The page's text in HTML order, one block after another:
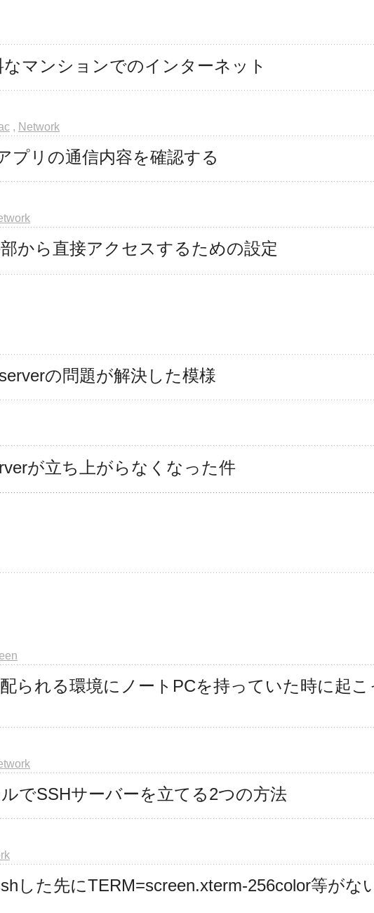
マンションでのインターネット
, Network
プリの通信内容を確認する
から直接アクセスするための設定
の問題が解決した模様
が立ち上がらなくなった件
られる環境にノートPCを持っていた時に起こ
でSSHサーバーを立てる2つの方法
した先にTERM=screen.xterm-256color等がな